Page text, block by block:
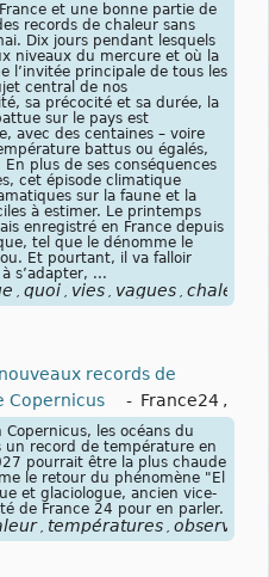
et une bonne partie de
records de chaleur sans
Dix jours pendant lesquels
niveaux du mercure et où la
l’invitée principale de tous les
central de nos
sa précocité et sa durée, la
sur le pays est
avec des centaines – voire
battus ou égalés,
plus de ses conséquences
cet épisode climatique
sur la faune et la
à estimer. Le printemps
enregistré en France depuis
tel que le dénomme le
Et pourtant, il va falloir
s’adapter, ...
quoi vies vagues chaleurs
records de
Copernicus
- France24 ,
Copernicus, les océans du
record de température en
pourrait être la plus chaude
le retour du phénomène "El
et glaciologue, ancien vice-
de France 24 pour en parler.
températures